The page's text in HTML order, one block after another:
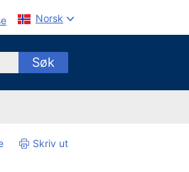
Norsk
Søk
Skriv ut